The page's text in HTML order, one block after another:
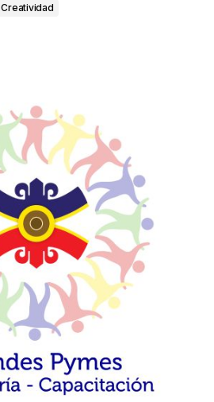
Creatividad